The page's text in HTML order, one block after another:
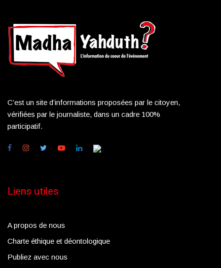
C’est un site d’informations proposées par le citoyen,
vérifiées par le journaliste, dans un cadre 100%
participatif.
Liens utiles
A propos de nous
Charte éthique et déontologique
Publiez avec nous